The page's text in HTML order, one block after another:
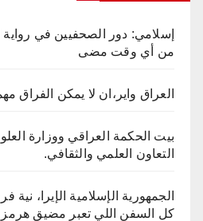
إسلامي: دور الصحفيين في رواية
من أي وقت مضى
العراق واير،ان لا يمكن الفراق
بيت الحكمة العراقي ووزارة
التعاون العلمي والثقافي.
كل السفن اللي تعبر مضيق هرمز